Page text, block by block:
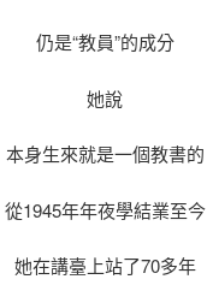
仍是“教員”的成分
她說
本身生來就是一個教書的
從1945年年夜學結業至今
她在講臺上站了70多年